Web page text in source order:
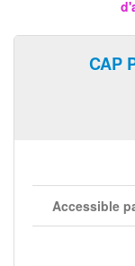
CAP
Accessible